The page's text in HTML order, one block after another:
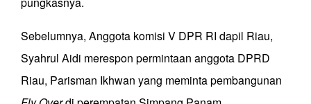
Sebelumnya, Anggota komisi V DPR RI dapil Riau,
Syahrul Aidi merespon permintaan anggota DPRD
Riau, Parisman Ikhwan yang meminta pembangunan